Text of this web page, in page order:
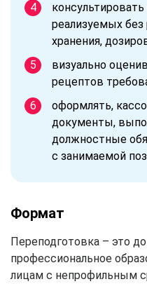
реализуемых
хранения,
визуально
рецептов
оформлять,
документы,
должностные
с занимаемой
Формат
Переподготовка – это
профессиональное
лицам с непрофильным